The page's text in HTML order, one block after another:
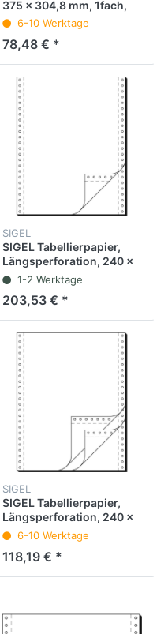
375 x 304,8 mm, 1fach,
60 g/m², 4,2 mm
Leselinien, weiß/grün
(2.000 Blatt)
6-10 Werktage
78,48 € *
SIGEL
SIGEL Tabellierpapier,
Längsperforation, 240 x
304,8 mm, 2fach,
selbstdurchschreibend,
60 / 57 g/m², blanko, weiß
(1.000 Blatt)
1-2 Werktage
203,53 € *
SIGEL
SIGEL Tabellierpapier,
Längsperforation, 240 x
304,8 mm, 3fach,
selbstdurchschreibend,
60 / 53 / 57 g/m², blanko,
weiß (600 Blatt)
6-10 Werktage
118,19 € *